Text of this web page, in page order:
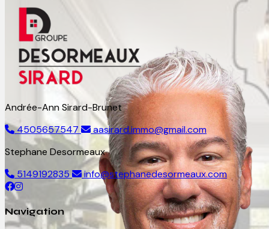
Andrée-Ann Sirard-Brunet
4505657547
aasirard.immo@gmail.com
Stephane Desormeaux
5149192835
info@stephanedesormeaux.com
Navigation